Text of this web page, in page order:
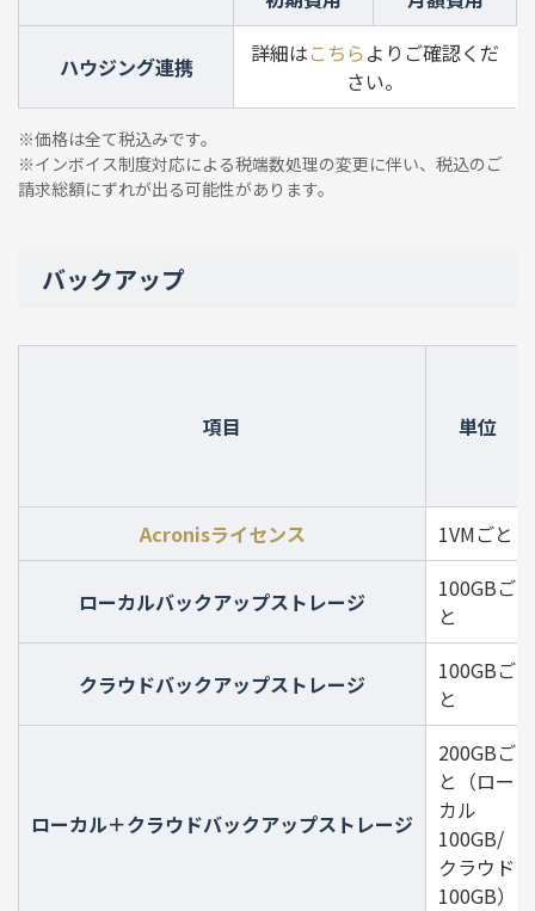
ハウジング連携 詳細はこちらよりご確認くだ
さい。
※価格は全て税込みです。
※インボイス制度対応による税端数処理の変更に伴い、税込のご
請求総額にずれが出る可能性があります。
バックアップ
項目 単位
Acronisライセンス 1VMごと
ローカルバックアップストレージ
100GBご
と
クラウドバックアップストレージ
100GBご
と
ローカル＋クラウドバックアップストレージ
200GBご
と（ロー
カル
100GB/
クラウド
100GB）